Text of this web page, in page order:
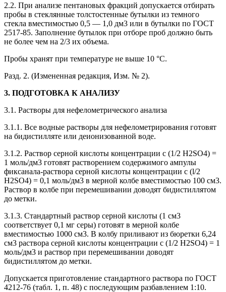
2.2. При анализе пентановых фракций допускается отбирать
пробы в стеклянные толстостенные бутылки из темного
стекла вместимостью 0,5 — 1,0 дм3 или в бутылки по ГОСТ
2517-85. Заполнение бутылок при отборе проб должно быть
не более чем на 2/3 их объема.
Пробы хранят при температуре не выше 10 °С.
Разд. 2. (Измененная редакция, Изм. № 2).
3. ПОДГОТОВКА К АНАЛИЗУ
3.1. Растворы для нефелометрического анализа
3.1.1. Все водные растворы для нефелометрирования готовят
на бидистилляте или деионизованной воде.
3.1.2. Раствор серной кислоты концентрации с (1/2 H2SO4) =
1 моль/дм3 готовят растворением содержимого ампулы
фиксанала-раствора серной кислоты концентрации c (l/2
H2SO4) = 0,1 моль/дм3 в мерной колбе вместимостью 100 см3.
Раствор в колбе при перемешивании доводят бидистиллятом
до метки.
3.1.3. Стандартный раствор серной кислоты (1 см3
соответствует 0,1 мг серы) готовят в мерной колбе
вместимостью 1000 см3. В колбу приливают из бюретки 6,24
см3 раствора серной кислоты концентрации с (1/2 H2SO4) = 1
моль/дм3 и раствор при перемешивании доводят
бидистиллятом до метки.
Допускается приготовление стандартного раствора по ГОСТ
4212-76 (табл. 1, п. 48) с последующим разбавлением 1:10.